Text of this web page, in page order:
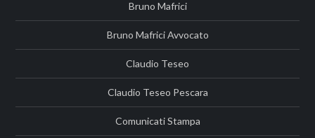
Bruno Mafrici
Bruno Mafrici Avvocato
Claudio Teseo
Claudio Teseo Pescara
Comunicati Stampa